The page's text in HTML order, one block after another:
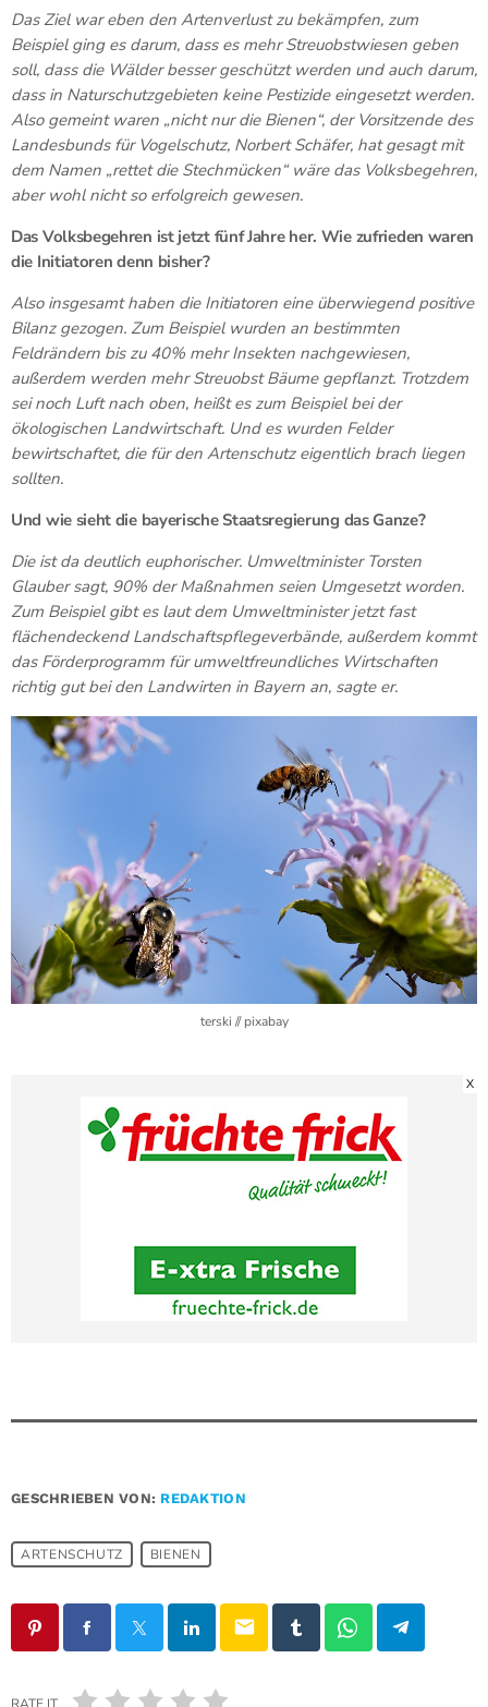
Das Ziel war eben den Artenverlust zu bekämpfen, zum
Beispiel ging es darum, dass es mehr Streuobstwiesen geben
soll, dass die Wälder besser geschützt werden und auch darum,
dass in Naturschutzgebieten keine Pestizide eingesetzt werden.
Also gemeint waren „nicht nur die Bienen“, der Vorsitzende des
Landesbunds für Vogelschutz, Norbert Schäfer, hat gesagt mit
dem Namen „rettet die Stechmücken“ wäre das Volksbegehren,
aber wohl nicht so erfolgreich gewesen.
Das Volksbegehren ist jetzt fünf Jahre her. Wie zufrieden waren
die Initiatoren denn bisher?
Also insgesamt haben die Initiatoren eine überwiegend positive
Bilanz gezogen. Zum Beispiel wurden an bestimmten
Feldrändern bis zu 40% mehr Insekten nachgewiesen,
außerdem werden mehr Streuobst Bäume gepflanzt. Trotzdem
sei noch Luft nach oben, heißt es zum Beispiel bei der
ökologischen Landwirtschaft. Und es wurden Felder
bewirtschaftet, die für den Artenschutz eigentlich brach liegen
sollten.
Und wie sieht die bayerische Staatsregierung das Ganze?
Die ist da deutlich euphorischer. Umweltminister Torsten
Glauber sagt, 90% der Maßnahmen seien Umgesetzt worden.
Zum Beispiel gibt es laut dem Umweltminister jetzt fast
flächendeckend Landschaftspflegeverbände, außerdem kommt
das Förderprogramm für umweltfreundliches Wirtschaften
richtig gut bei den Landwirten in Bayern an, sagte er.
terski // pixabay
X
GESCHRIEBEN VON: REDAKTION
ARTENSCHUTZ BIENEN
email